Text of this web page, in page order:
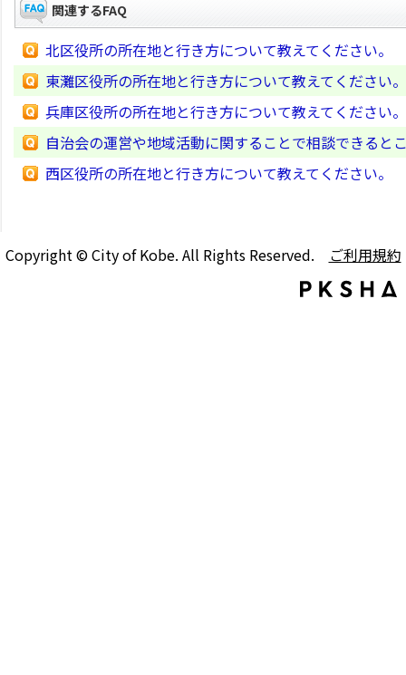
関連するFAQ
北区役所の所在地と行き方について教えてください。
東灘区役所の所在地と行き方について教えてください。
兵庫区役所の所在地と行き方について教えてください。
自治会の運営や地域活動に関することで相談できると
西区役所の所在地と行き方について教えてください。
Copyright © City of Kobe. All Rights Reserved. ご利用規約